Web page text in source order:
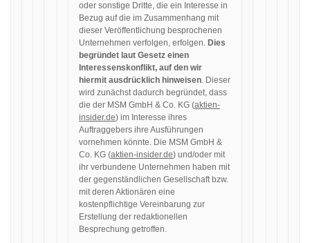
oder sonstige Dritte, die ein Interesse in
Bezug auf die im Zusammenhang mit
dieser Veröffentlichung besprochenen
Unternehmen verfolgen, erfolgen. Dies
begründet laut Gesetz einen
Interessenskonflikt, auf den wir
hiermit ausdrücklich hinweisen. Dieser
wird zunächst dadurch begründet, dass
die der MSM GmbH & Co. KG (aktien-
insider.de) im Interesse ihres
Auftraggebers ihre Ausführungen
vornehmen könnte. Die MSM GmbH &
Co. KG (aktien-insider.de) und/oder mit
ihr verbundene Unternehmen haben mit
der gegenständlichen Gesellschaft bzw.
mit deren Aktionären eine
kostenpflichtige Vereinbarung zur
Erstellung der redaktionellen
Besprechung getroffen.